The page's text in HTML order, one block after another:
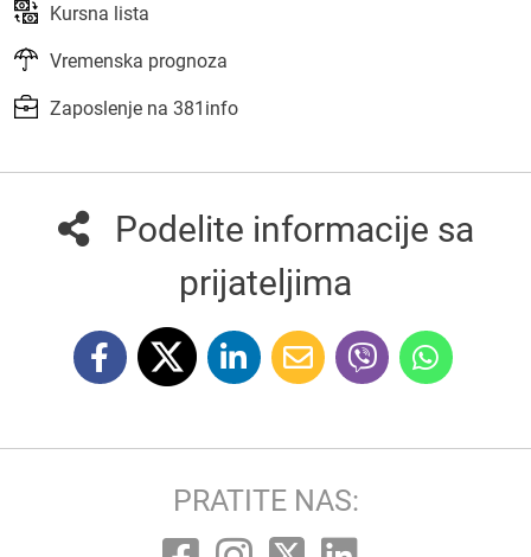
Kursna lista
Vremenska prognoza
Zaposlenje na 381info
Podelite informacije sa
prijateljima
PRATITE NAS: